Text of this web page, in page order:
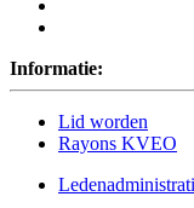
Informatie:
Lid worden
Rayons KVEO